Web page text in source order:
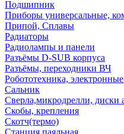
Подшипник
Приборы универсальные,
Припой, Сплавы
Радиаторы
Радиолампы и панели
Разъёмы D-SUB корпуса
Разъёмы, переходники ВЧ
Робототехника,
Сальник
Сверла,микродрелли, диски
Скобы, крепления
Скотч(термо)
Станция паяльная